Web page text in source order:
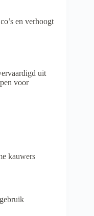
en verhoogt
uit
voor
kauwers